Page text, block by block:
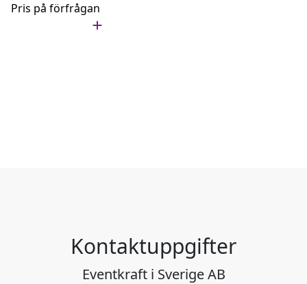
Pris på förfrågan
Kontaktuppgifter
Eventkraft i Sverige AB